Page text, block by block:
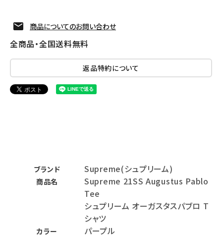
商品についてのお問い合わせ
全商品・全国送料無料
返品特約について
ブランド Supreme(シュプリーム)
商品名
Supreme 21SS Augustus Pablo
Tee
シュプリーム オーガスタスパブロ T
シャツ
カラー パープル